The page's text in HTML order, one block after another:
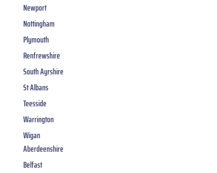
Newport
Nottingham
Plymouth
Renfrewshire
South Ayrshire
St Albans
Teesside
Warrington
Wigan
Aberdeenshire
Belfast